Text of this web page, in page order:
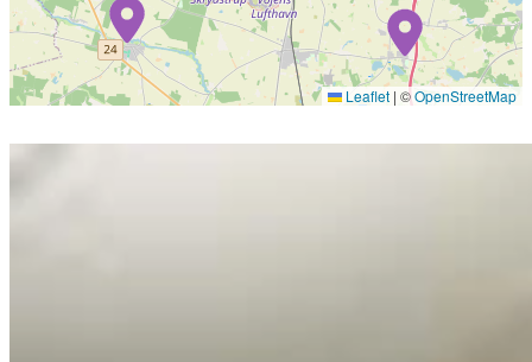
Leaflet | ©OpenStreetMap